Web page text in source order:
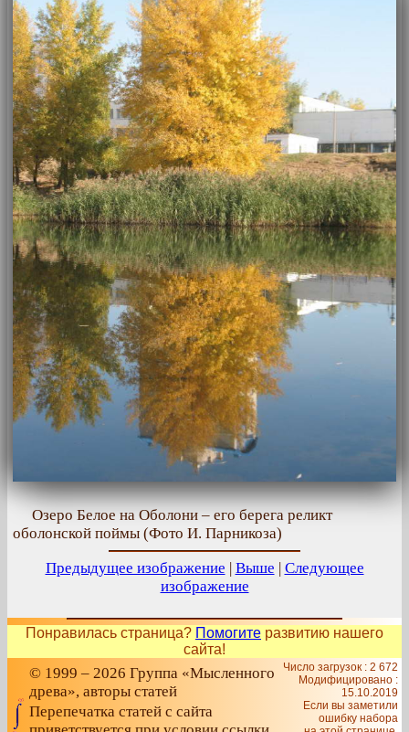
Озеро Белое на Оболони – его берега реликт
оболонской поймы (Фото И. Парникоза)
Предыдущее изображение | Выше | Следующее
изображение
Понравилась страница? Помогите развитию нашего
сайта!
© 1999 – 2026 Группа «Мысленного
древа», авторы статей
Перепечатка статей с сайта
Число загрузок : 2 672
Модифицировано :
15.10.2019
Если вы заметили
ошибку набора